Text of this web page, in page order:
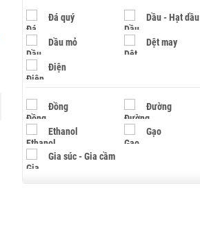
Đá quý Dầu - Hạt dầu
Dầu mỏ Dệt may
Điện
Đồng Đường
Ethanol Gạo
Gia súc - Gia cầm